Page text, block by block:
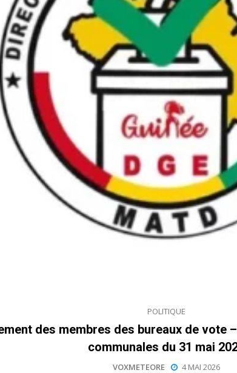
POLITIQUE
des membres des bureaux de vote
communales du 31 mai
VOXMETEORE 4 MAI 2026